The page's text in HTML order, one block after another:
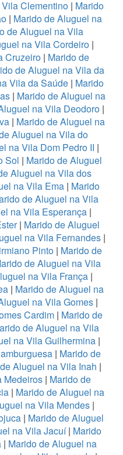
Clementino | Marido
| Marido de Aluguel na
de Aluguel na Vila
na Vila Cordeiro|
Cruzeiro | Marido de
de Aluguel na Vila da
Vila da Saúde | Marido
| Marido de Aluguel na
na Vila Deodoro |
| Marido de Aluguel na
Aluguel na Vila do
na Vila Dom Pedro II |
Sol | Marido de Aluguel
Aluguel na Vila dos
na Vila Ema| Marido
de Aluguel na Vila
na Vila Esperança |
| Marido de Aluguel
na Vila Fernandes |
Pinto| Marido de
de Aluguel na Vila
na Vila França |
| Marido de Aluguel na
na Vila Gomes|
Cardim | Marido de
de Aluguel na Vila
na Vila Guilhermina|
| Marido de
Aluguel na Vila Inah |
Medeiros| Marido de
| Marido de Aluguel na
na Vila Mendes |
| Marido de Aluguel
na Vila Jacuí| Marido
| Marido de Aluguel na